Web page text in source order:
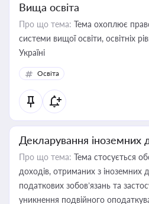
Вища освіта
Про що тема: Тема охоплює
системи вищої освіти, освітніх
Україні
Освіта
Декларування іноземних
Про що тема: Тема стосується
доходів, отриманих з іноземних
податкових зобов’язань та
уникнення подвійного